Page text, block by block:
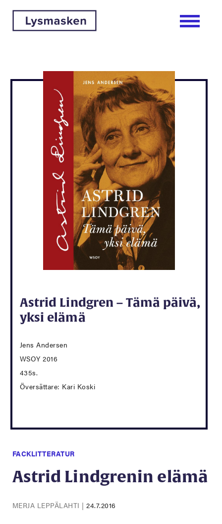
Astrid Lindgren – Tämä päivä,
yksi elämä
Jens Andersen
WSOY 2016
435s.
Översättare: Kari Koski
FACKLITTERATUR
Astrid Lindgrenin elämä
MERJA LEPPÄLAHTI |24.7.2016